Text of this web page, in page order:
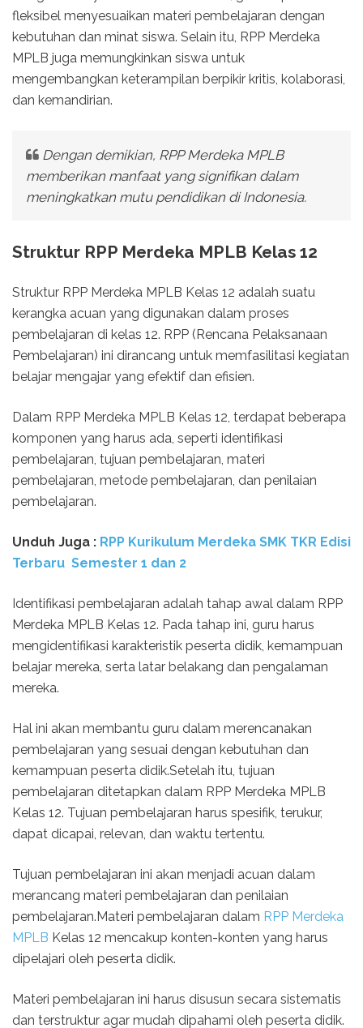
fleksibel menyesuaikan materi pembelajaran dengan
kebutuhan dan minat siswa. Selain itu, RPP Merdeka
MPLB juga memungkinkan siswa untuk
mengembangkan keterampilan berpikir kritis, kolaborasi,
dan kemandirian.
Dengan demikian, RPP Merdeka MPLB
memberikan manfaat yang signifikan dalam
meningkatkan mutu pendidikan di Indonesia.
Struktur RPP Merdeka MPLB Kelas 12
Struktur RPP Merdeka MPLB Kelas 12 adalah suatu
kerangka acuan yang digunakan dalam proses
pembelajaran di kelas 12. RPP (Rencana Pelaksanaan
Pembelajaran) ini dirancang untuk memfasilitasi kegiatan
belajar mengajar yang efektif dan efisien.
Dalam RPP Merdeka MPLB Kelas 12, terdapat beberapa
komponen yang harus ada, seperti identifikasi
pembelajaran, tujuan pembelajaran, materi
pembelajaran, metode pembelajaran, dan penilaian
pembelajaran.
Unduh Juga : RPP Kurikulum Merdeka SMK TKR Edisi
Terbaru Semester 1 dan 2
Identifikasi pembelajaran adalah tahap awal dalam RPP
Merdeka MPLB Kelas 12. Pada tahap ini, guru harus
mengidentifikasi karakteristik peserta didik, kemampuan
belajar mereka, serta latar belakang dan pengalaman
mereka.
Hal ini akan membantu guru dalam merencanakan
pembelajaran yang sesuai dengan kebutuhan dan
kemampuan peserta didik.Setelah itu, tujuan
pembelajaran ditetapkan dalam RPP Merdeka MPLB
Kelas 12. Tujuan pembelajaran harus spesifik, terukur,
dapat dicapai, relevan, dan waktu tertentu.
Tujuan pembelajaran ini akan menjadi acuan dalam
merancang materi pembelajaran dan penilaian
pembelajaran.Materi pembelajaran dalam RPP Merdeka
MPLB Kelas 12 mencakup konten-konten yang harus
dipelajari oleh peserta didik.
Materi pembelajaran ini harus disusun secara sistematis
dan terstruktur agar mudah dipahami oleh peserta didik.